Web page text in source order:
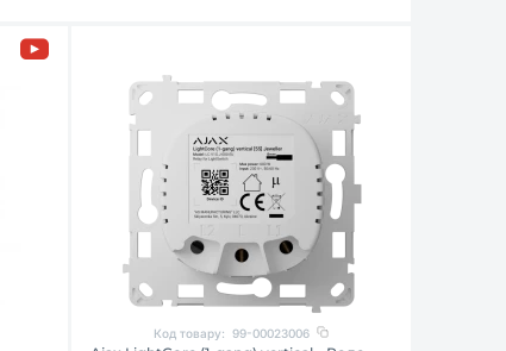
Код товару: 99-00023006